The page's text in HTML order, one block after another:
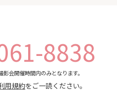
8838
会開催時間内のみとなります。
用規約をご一読ください。